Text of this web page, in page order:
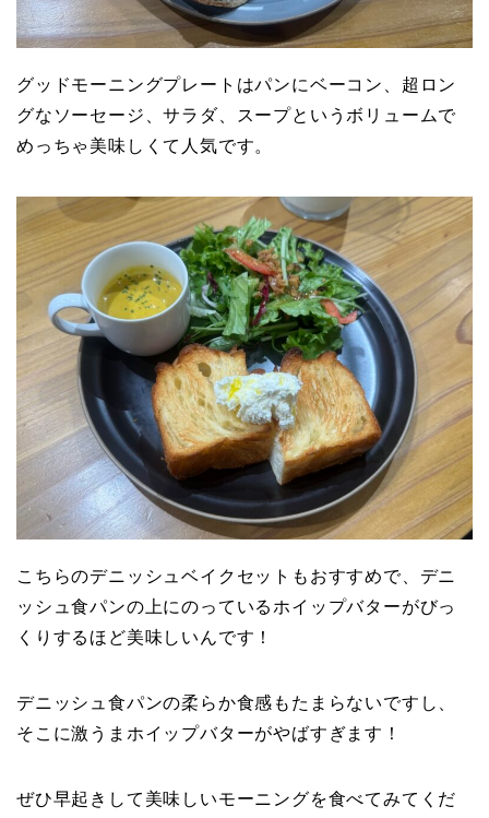
グッドモーニングプレートはパンにベーコン、超ロン
グなソーセージ、サラダ、スープというボリュームで
めっちゃ美味しくて人気です。
こちらのデニッシュベイクセットもおすすめで、デニ
ッシュ食パンの上にのっているホイップバターがびっ
くりするほど美味しいんです！
デニッシュ食パンの柔らか食感もたまらないですし、
そこに激うまホイップバターがやばすぎます！
ぜひ早起きして美味しいモーニングを食べてみてくだ